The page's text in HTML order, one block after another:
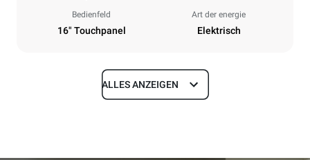
Bedienfeld
16" Touchpanel
Art der energie
Elektrisch
Maße
ALLES ANZEIGEN